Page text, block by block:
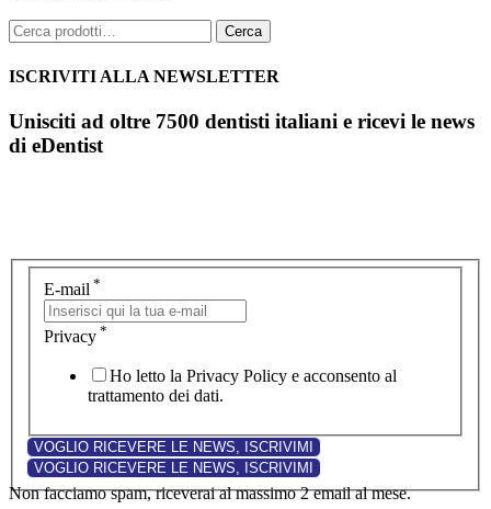
Cerca: Cerca
ISCRIVITI ALLA NEWSLETTER
Unisciti ad oltre 7500 dentisti italiani e ricevi le news
di eDentist
E-mail *
Privacy *
Ho letto la Privacy Policy e acconsento al
trattamento dei dati.
Non facciamo spam, riceverai al massimo 2 email al mese.